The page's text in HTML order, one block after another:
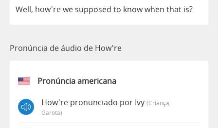
Well, how'rewe supposed to knowwhen that is?
Pronúncia de áudio de How're
Pronúncia americana
How're pronunciado por Ivy (criança,
Garota)